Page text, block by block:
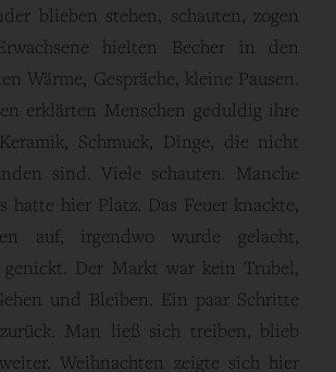
blieben stehen, schauten, zogen
hielten Becher in den
Wärme, Gespräche, kleine Pausen.
erklärten Menschen geduldig ihre
Schmuck, Dinge, die nicht
sind. Viele schauten. Manche
hatte hier Platz. Das Feuer knackte,
auf, irgendwo wurde gelacht,
Der Markt war kein Trubel,
und Bleiben. Ein paar Schritte
Man ließ sich treiben, blieb
Weihnachten zeigte sich hier